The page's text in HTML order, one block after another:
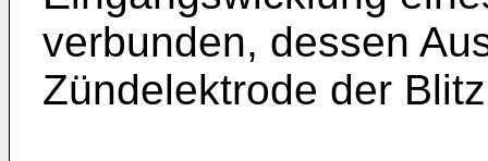
verbunden, dessen
Zündelektrode der